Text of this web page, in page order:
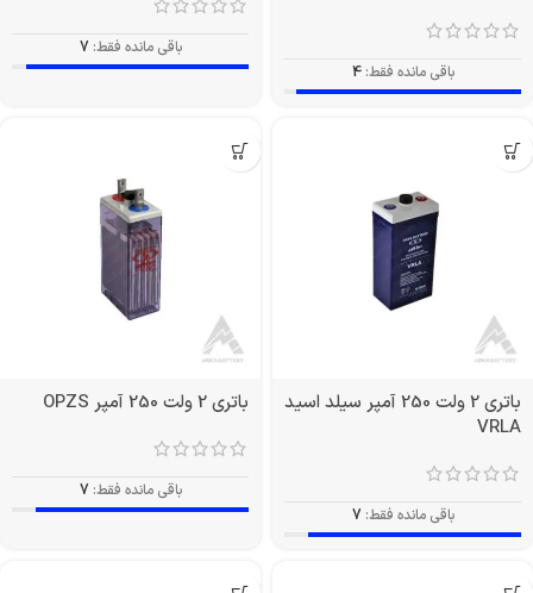
باقی مانده فقط: 4
باقی مانده فقط: 7
باتری 2 ولت 250 آمپر سیلد اسید
VRLA
باقی مانده فقط: 7
باتری 2 ولت 250 آمپر OPZS
باقی مانده فقط: 7